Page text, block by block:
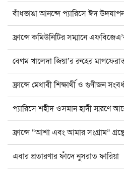
বাঁধভাঙা আনন্দে প্যারিসে ঈদ
ফ্রান্সে কমিউনিটির সম্মানে
বেগম খালেদা জিয়া’র রুহের
ফ্রান্সে মেধাবী শিক্ষার্থী ও গুণীজন
প্যারিসে শহীদ ওসমান হাদী স্মরণে
ফ্রান্সে “আশা এবং আমার সংগ্রাম”
এবার প্রতারণার ফাঁদে নুসরাত ফারিয়া